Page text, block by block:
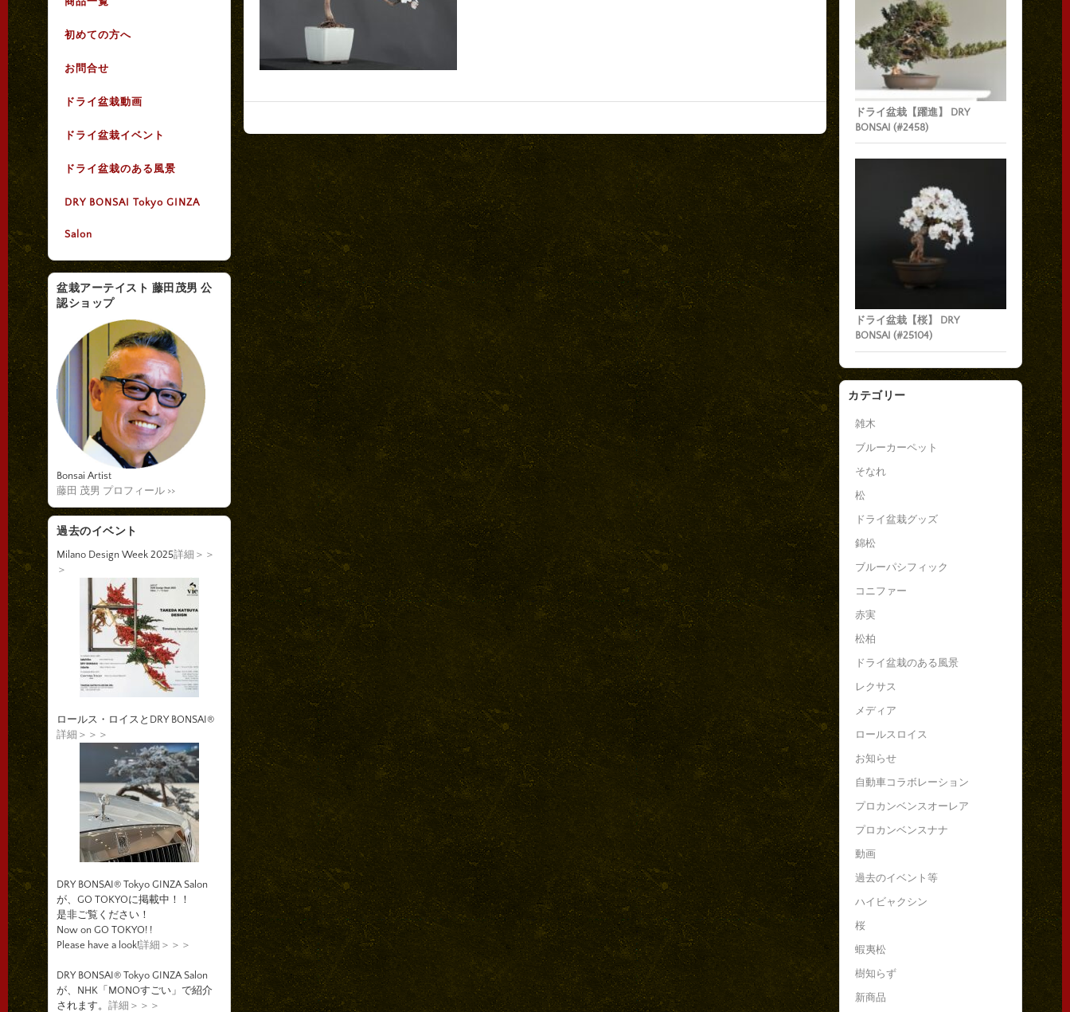
初めての方へ
お問合せ
ドライ盆栽動画
ドライ盆栽イベント
ドライ盆栽のある風景
DRY BONSAI Tokyo GINZA
Salon
ドライ盆栽【躍進】 DRY
BONSAI (#2458)
ドライ盆栽【桜】 DRY
BONSAI (#25104)
カテゴリー
雑木
ブルーカーペット
そなれ
松
ドライ盆栽グッズ
錦松
ブルーパシフィック
コニファー
赤実
松柏
ドライ盆栽のある風景
レクサス
メディア
ロールスロイス
お知らせ
自動車コラボレーション
プロカンベンスオーレア
プロカンベンスナナ
動画
過去のイベント等
ハイビャクシン
桜
蝦夷松
樹知らず
新商品
盆栽アーテイスト 藤田茂男 公
認ショップ
Bonsai Artist
藤田 茂男 プロフィール >>
過去のイベント
Milano Design Week 2025詳細＞＞
＞
ロールス・ロイスとDRY BONSAI®
詳細＞＞＞
DRY BONSAI® Tokyo GINZA Salon
が、GO TOKYOに掲載中！！
是非ご覧ください！
Now on GO TOKYO! !
Please have a look!詳細＞＞＞
DRY BONSAI® Tokyo GINZA Salon
が、NHK「MONOすごい」で紹介
されます。 詳細＞＞＞